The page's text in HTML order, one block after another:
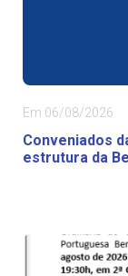
Em 06/08/2026
Conveniados
estrutura da